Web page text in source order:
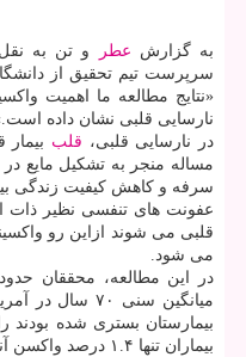
به گزارش عطر
و تن به نقل
سرپرست تیم تحقیق از
«نتایج مطالعه ما اهمیت
نارسایی قلبی نشان داده
در نارسایی قلبی، قلب
مساله منجر به تشکیل مایع
سرفه و کاهش کیفیت زندگی
عفونت های تنفسی نظیر ذات
قلبی می شوند ازاین رو
می شود.
بیمارستان بستری شده بودند